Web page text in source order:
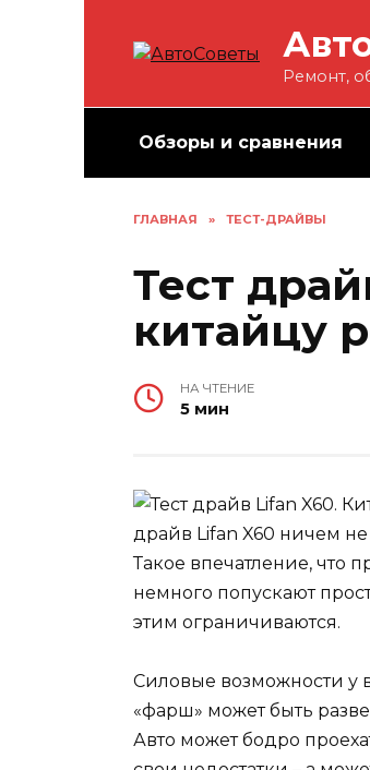
Ремонт,
Обзоры и сравнения
ГЛАВНАЯ » ТЕСТ-ДРАЙВЫ
Тест
китайцу
НА ЧТЕНИЕ
5 мин
драйв Lifan X60 ничем не
Такое впечатление, что
немного попускают
этим ограничиваются.
Силовые возможности у
«фарш» может быть
Авто может бодро